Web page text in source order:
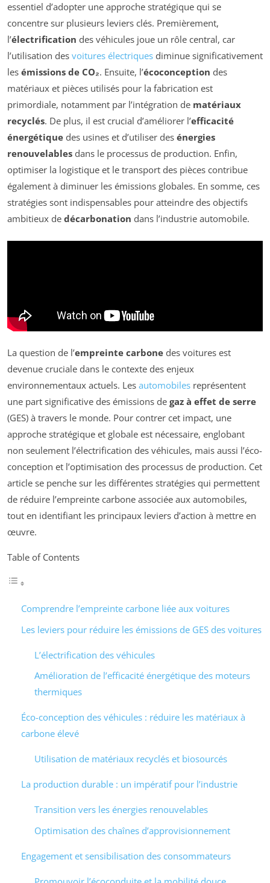
essentiel d’adopter une approche stratégique qui se
concentre sur plusieurs leviers clés. Premièrement,
l’électrification des véhicules joue un rôle central, car
l’utilisation des voitures électriques diminue significativement
les émissions de CO₂. Ensuite, l’écoconception des
matériaux et pièces utilisés pour la fabrication est
primordiale, notamment par l’intégration de matériaux
recyclés. De plus, il est crucial d’améliorer l’efficacité
énergétique des usines et d’utiliser des énergies
renouvelables dans le processus de production. Enfin,
optimiser la logistique et le transport des pièces contribue
également à diminuer les émissions globales. En somme, ces
stratégies sont indispensables pour atteindre des objectifs
ambitieux de décarbonation dans l’industrie automobile.
La question de l’empreinte carbone des voitures est
devenue cruciale dans le contexte des enjeux
environnementaux actuels. Les automobiles représentent
une part significative des émissions de gaz à effet de serre
(GES) à travers le monde. Pour contrer cet impact, une
approche stratégique et globale est nécessaire, englobant
non seulement l’électrification des véhicules, mais aussi l’éco-
conception et l’optimisation des processus de production. Cet
article se penche sur les différentes stratégies qui permettent
de réduire l’empreinte carbone associée aux automobiles,
tout en identifiant les principaux leviers d’action à mettre en
œuvre.
Table of Contents
Comprendre l’empreinte carbone liée aux voitures
Les leviers pour réduire les émissions de GES des voitures
L’électrification des véhicules
Amélioration de l’efficacité énergétique des moteurs
thermiques
Éco-conception des véhicules : réduire les matériaux à
carbone élevé
Utilisation de matériaux recyclés et biosourcés
La production durable : un impératif pour l’industrie
Transition vers les énergies renouvelables
Optimisation des chaînes d’approvisionnement
Engagement et sensibilisation des consommateurs